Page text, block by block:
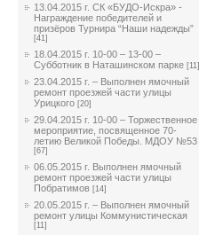
13.04.2015 г. СК «БУДО-Искра» -
Награждение победителей и
призёров Турнира “Наши надежды”
[41]
18.04.2015 г. 10-00 – 13-00 –
Субботник в Наташинском парке [11]
23.04.2015 г. – Выполнен ямочный
ремонт проезжей части улицы
Урицкого [20]
29.04.2015 г. 10-00 – Торжественное
мероприятие, посвященное 70-
летию Великой Победы. МДОУ №53
[67]
06.05.2015 г. Выполнен ямочный
ремонт проезжей части улицы
Побратимов [14]
20.05.2015 г. – Выполнен ямочный
ремонт улицы Коммунистическая
[11]